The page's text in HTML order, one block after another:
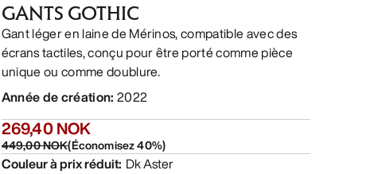
GANTS GOTHIC
Gant léger en laine de Mérinos, compatible avec des
écrans tactiles, conçu pour être porté comme pièce
unique ou comme doublure.
Année de création: 2022
269,40 NOK
449,00 NOK(Économisez40%)
Couleur à prix réduit: Dk Aster